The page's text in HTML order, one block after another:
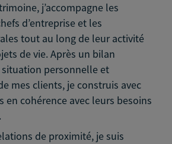
j’accompagne les
d’entreprise et les
tout au long de leur activité
de vie. Après un bilan
personnelle et
mes clients, je construis avec
en cohérence avec leurs besoins
de proximité, je suis